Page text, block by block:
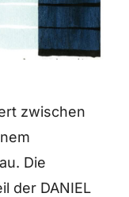
zwischen
Die
der DANIEL